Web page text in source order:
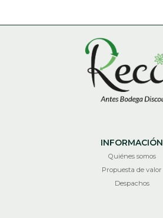
INFORMACIÓN
Quiénes somos
Propuesta de valor
Despachos